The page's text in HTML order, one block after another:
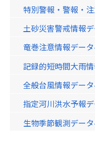
特別警報・警報・
土砂災害警戒情報
竜巻注意情報デー
記録的短時間大雨
全般台風情報デー
指定河川洪水予報
生物季節観測デー